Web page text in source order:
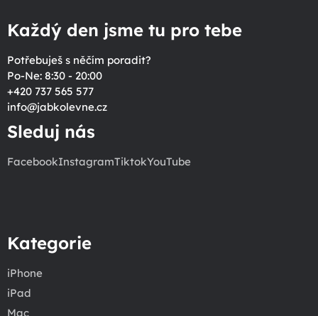
Každý den jsme tu pro tebe
Potřebuješ s něčím poradit?
Po-Ne: 8:30 - 20:00
+420 737 565 577
info@jabkolevne.cz
Sleduj nás
FacebookInstagramTiktokYouTube
Kategorie
iPhone
iPad
Mac